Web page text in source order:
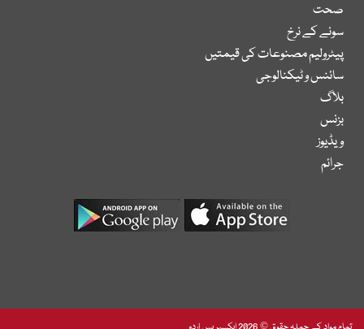
صحت
سونے کے نرخ
پیٹرولیم مصنوعات کی قیمتیں
سائنس و ٹیکنالوجی
بلاگ
بزنس
ویڈیوز
جرائم